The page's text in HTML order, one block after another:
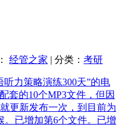
经管之家 | 分类： 考研
力策略演练300天”的电
套的10个MP3文件，但因
更新发布一次，到目前为
。已增加第6个文件。已增